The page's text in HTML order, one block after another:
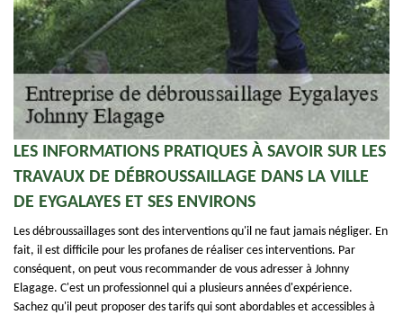
LES INFORMATIONS PRATIQUES À SAVOIR SUR LES
TRAVAUX DE DÉBROUSSAILLAGE DANS LA VILLE
DE EYGALAYES ET SES ENVIRONS
Les débroussaillages sont des interventions qu'il ne faut jamais négliger. En
fait, il est difficile pour les profanes de réaliser ces interventions. Par
conséquent, on peut vous recommander de vous adresser à Johnny
Elagage. C'est un professionnel qui a plusieurs années d'expérience.
Sachez qu'il peut proposer des tarifs qui sont abordables et accessibles à